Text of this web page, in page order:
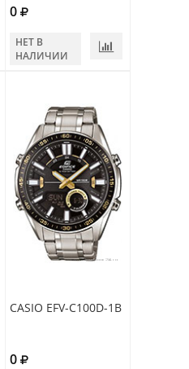
0
НЕТ В
НАЛИЧИИ
CASIO EFV-C100D-1B
0